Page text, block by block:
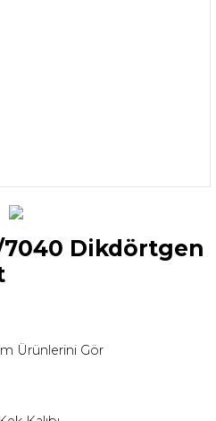
Dikdörtgen
Ürünlerini Gör